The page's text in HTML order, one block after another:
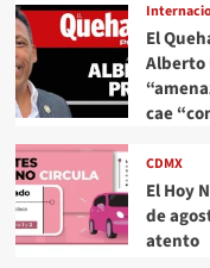
El
Alberto
cae
CDMX
El Hoy
de
atento